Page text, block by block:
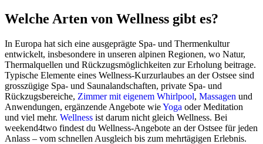
Welche Arten von Wellness gibt es?
In Europa hat sich eine ausgeprägte Spa- und Thermenkultur
entwickelt, insbesondere in unseren alpinen Regionen, wo Natur,
Thermalquellen und Rückzugsmöglichkeiten zur Erholung beitrage.
Typische Elemente eines Wellness-Kurzurlaubes an der Ostsee sind
grosszügige Spa- und Saunalandschaften, private Spa- und
Rückzugsbereiche, Zimmer mit eigenem Whirlpool, Massagen und
Anwendungen, ergänzende Angebote wieYoga oder Meditation
und viel mehr. Wellness ist darum nicht gleich Wellness. Bei
weekend4two findest du Wellness-Angebote an der Ostsee für jeden
Anlass – vom schnellen Ausgleich bis zum mehrtägigen Erlebnis.